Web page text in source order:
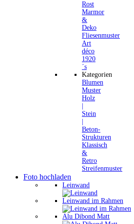
Rost
Marmor
&
Deko
Fliesenmuster
Art
déco
1920
´s
Kategorien
Blumen
Muster
Holz
Stein
Beton-
Strukturen
Klassisch
&
Retro
Streifenmuster
Foto hochladen
Leinwand
Leinwand im Rahmen
Alu Dibond Matt